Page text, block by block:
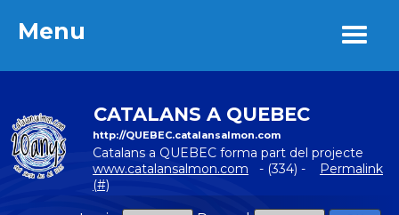
Menu
CATALANS A QUEBEC
http://QUEBEC.catalansalmon.com
Catalans a QUEBEC forma part del projecte
www.catalansalmon.com - (334) - Permalink
(#)
Menu